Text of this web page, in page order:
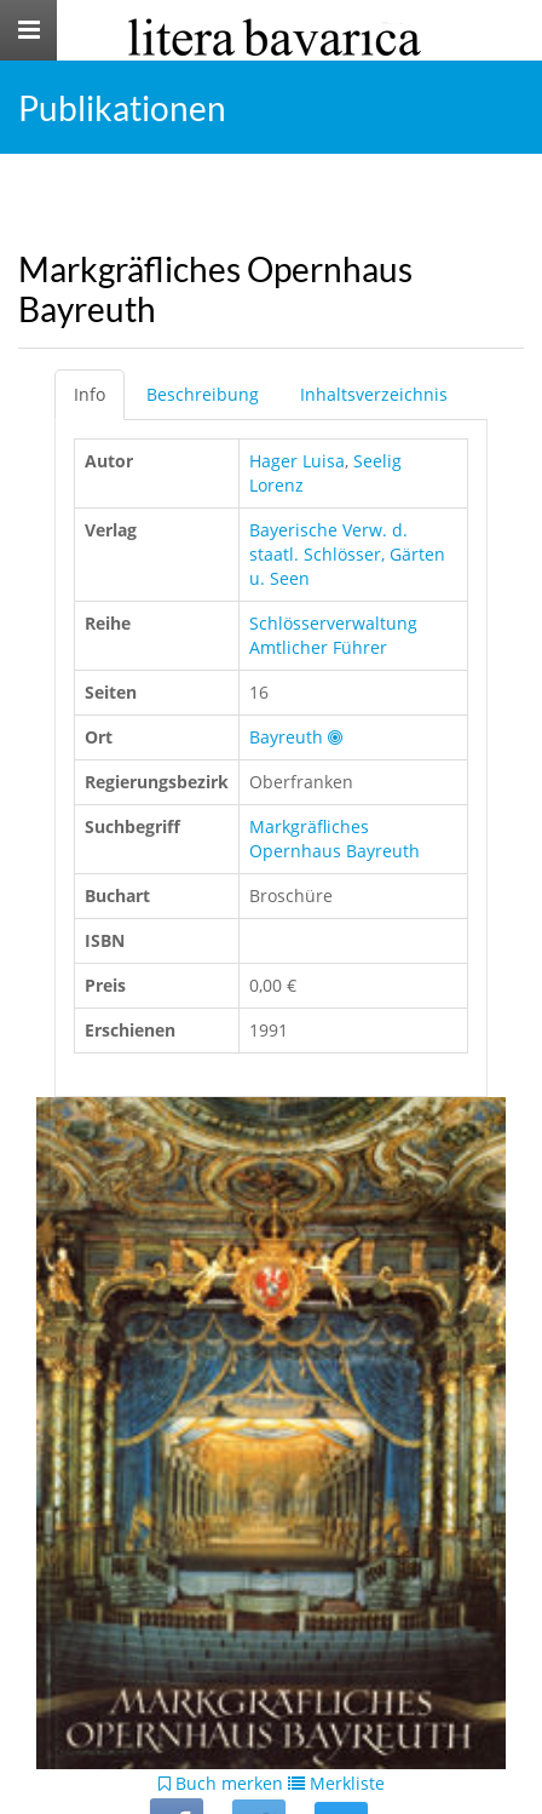
Toggle
Publikationen
Markgräfliches Opernhaus
Bayreuth
Info Beschreibung Inhaltsverzeichnis
Autor Hager Luisa, Seelig
Lorenz
Verlag
Bayerische Verw. d.
staatl. Schlösser, Gärten
u. Seen
Reihe
Schlösserverwaltung
Amtlicher Führer
Seiten
16
Ort
Bayreuth
Regierungsbezirk
Oberfranken
Suchbegriff
Markgräfliches
Opernhaus Bayreuth
Buchart
Broschüre
ISBN
Preis
0,00 €
Erschienen
1991
Buch merken Merkliste